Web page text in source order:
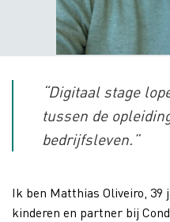
“Digitaal stage
tussen de
bedrijfsleven.”
Ik ben Matthias Oliveiro, 39
kinderen en partner bij